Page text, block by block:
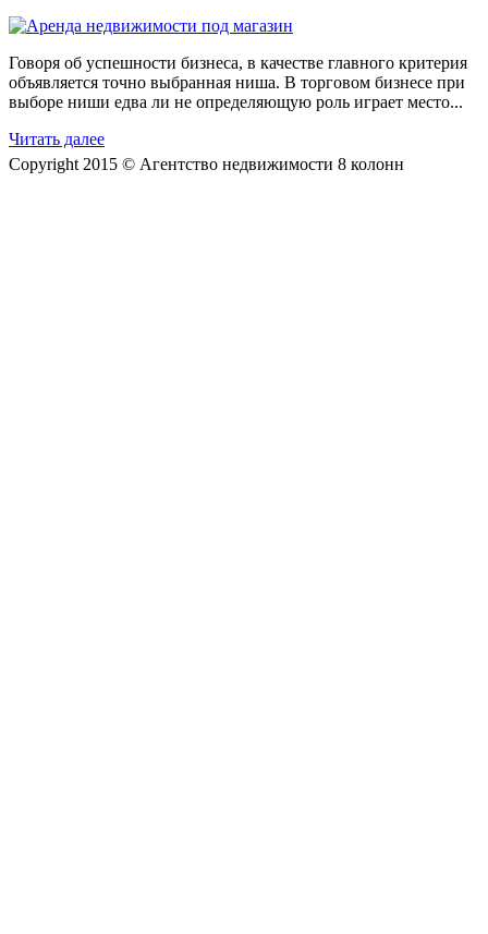
Говоря об успешности бизнеса, в качестве главного критерия
объявляется точно выбранная ниша. В торговом бизнесе при
выборе ниши едва ли не определяющую роль играет место...
Читать далее
Copyright 2015 © Агентство недвижимости 8 колонн